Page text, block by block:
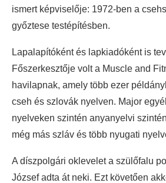
ismert képviselője: 1972-ben a
győztese testépítésben.
Lapalapítóként és lapkiadóként is
Főszerkesztője volt a Muscle and
havilapnak, amely több ezer
cseh és szlovák nyelven. Major
nyelveken szintén anyanyelvi
még más szláv és több nyugati
A díszpolgári oklevelet a szülőfalu
József adta át neki. Ezt követően